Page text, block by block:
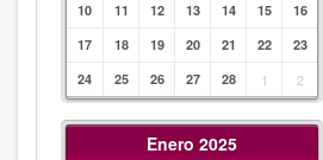
10
11 12 13 14 15
16
17
18 19 20 21 22
23
24
25 26 27 28 1 2
Enero 2025